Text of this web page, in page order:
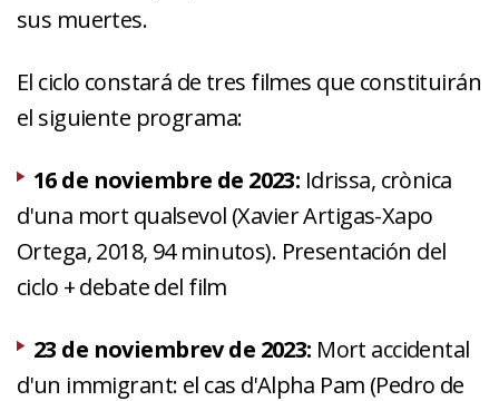
sus muertes.
El ciclo constará de tres filmes que constituirán
el siguiente programa:
16 de noviembre de 2023: Idrissa, crònica
d'una mort qualsevol (Xavier Artigas-Xapo
Ortega, 2018, 94 minutos). Presentación del
ciclo + debate del film
23 de noviembrev de 2023: Mort accidental
d'un immigrant: el cas d'Alpha Pam (Pedro de